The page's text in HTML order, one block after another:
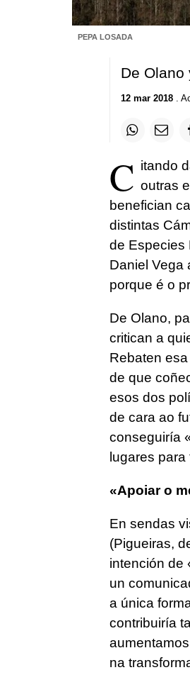
PEPA LOSADA
De Olano
12 mar 2018.
C itando
outras
benefician
distintas
de Especies
Daniel Vega
porque é o
De Olano,
critican a
Rebaten
de que
esos dos
de cara ao
conseguiría
lugares para
«Apoiar o
En sendas
(Pigueiras,
intención de
un
a única
contribuiría
na